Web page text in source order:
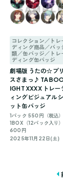
コレクション／トレ
ディング商品／バッ
類／缶バッジ／トレ
ディング缶バッジ
劇場版 うたの☆プ
スさまっ♪
IGHT XXXX トレー
ィングビジュアル
ット缶バッジ
1パック 550円（税込）
1BOX（12パック入り
600円
2025年11月22日(土)